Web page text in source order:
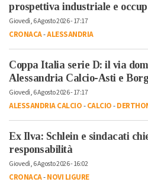
prospettiva industriale e
Giovedì, 6 Agosto 2026 - 17:17
CRONACA-ALESSANDRIA
Coppa Italia serie D: il via
Alessandria Calcio-Asti e
Giovedì, 6 Agosto 2026 - 17:17
ALESSANDRIA CALCIO-CALCIO-
Ex Ilva: Schlein e sindacati
responsabilità
Giovedì, 6 Agosto 2026 - 16:02
CRONACA-NOVI LIGURE